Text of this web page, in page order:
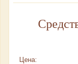
Цена: